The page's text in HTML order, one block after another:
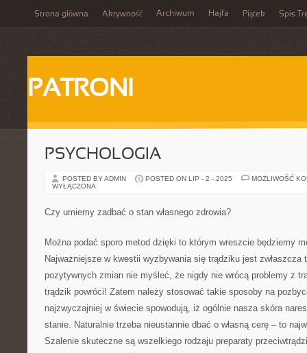
Strona główna Aktywność Archiwum Hajfa Piątek Spis
PATRONI
PSYCHOLOGIA
POSTED BY ADMIN POSTED ON LIP - 2 - 2025
MOŻLIWOŚĆ
WYŁĄCZONA
Czy umiemy zadbać o stan własnego zdrowia?
Można podać sporo metod dzięki to którym wreszcie będziemy
Najważniejsze w kwestii wyzbywania się trądziku jest zwłaszcza
pozytywnych zmian nie myśleć, że nigdy nie wrócą problemy z
trądzik powróci! Zatem należy stosować takie sposoby na
najzwyczajniej w świecie spowodują, iż ogólnie nasza skóra
stanie. Naturalnie trzeba nieustannie dbać o własną cerę – to
Szalenie skuteczne są wszelkiego rodzaju preparaty